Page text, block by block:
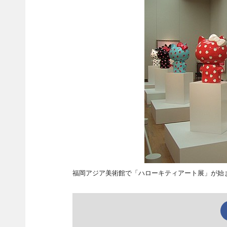
福岡アジア美術館で「ハローキティアート展」が始